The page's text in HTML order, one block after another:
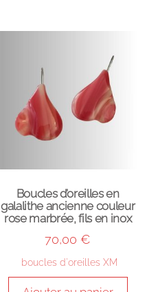
Boucles d’oreilles en
galalithe ancienne couleur
rose marbrée, fils en inox
70,00€
boucles d'oreilles XM